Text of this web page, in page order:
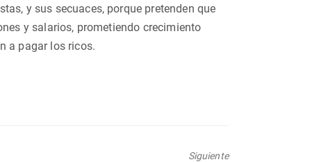
y sus secuaces, porque pretenden que
y salarios, prometiendo crecimiento
a pagar los ricos.
Siguiente